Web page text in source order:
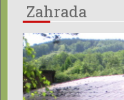
Zahrada